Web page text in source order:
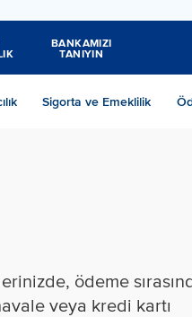
BANKAMIZI
TANIYIN
Sigorta ve Emeklilik
ödeme
veya kredi kartı